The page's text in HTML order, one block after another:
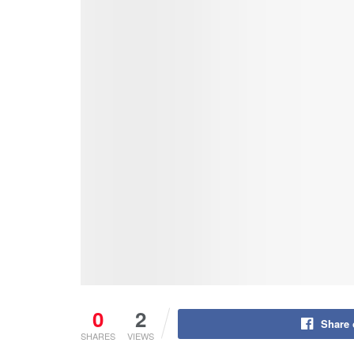
0
SHARES
2
VIEWS
Share